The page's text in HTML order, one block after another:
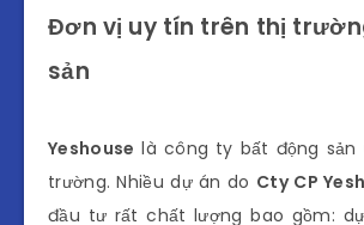
Đơn vị uy tín trên thị
sản
Yeshouse là công ty bất động
trường. Nhiều dự án do Cty CP
đầu tư rất chất lượng bao gồm: dự